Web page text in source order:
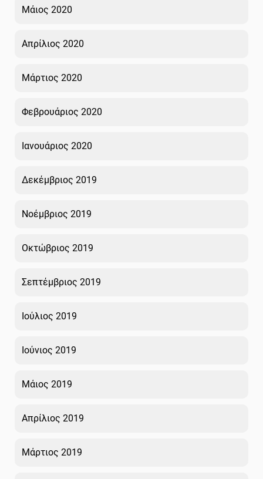
Μάιος 2020
Απρίλιος 2020
Μάρτιος 2020
Φεβρουάριος 2020
Ιανουάριος 2020
Δεκέμβριος 2019
Νοέμβριος 2019
Οκτώβριος 2019
Σεπτέμβριος 2019
Ιούλιος 2019
Ιούνιος 2019
Μάιος 2019
Απρίλιος 2019
Μάρτιος 2019